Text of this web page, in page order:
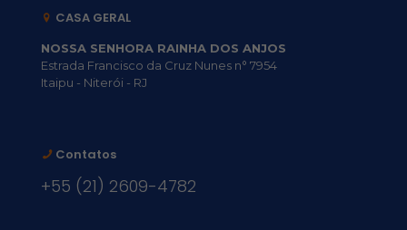
CASA GERAL
NOSSA SENHORA RAINHA DOS ANJOS
Estrada Francisco da Cruz Nunes n° 7954
Itaipu - Niterói - RJ
Contatos
+55 (21) 2609-4782